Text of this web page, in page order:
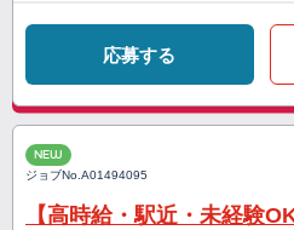
応募する
NEW
ジョブNo.A01494095
【高時給・駅近・未経験